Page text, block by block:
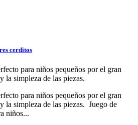
cerditos
para niños pequeños por el gran
la simpleza de las piezas.
para niños pequeños por el gran
la simpleza de las piezas. Juego de
niños...